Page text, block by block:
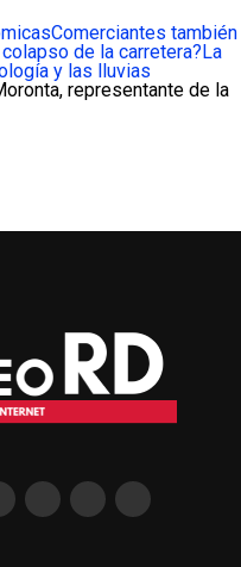
Comerciantes también
de la carretera? La
y las lluvias
representante de la